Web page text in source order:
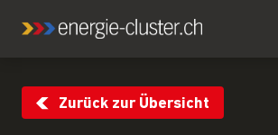
Zurück zur Übersicht